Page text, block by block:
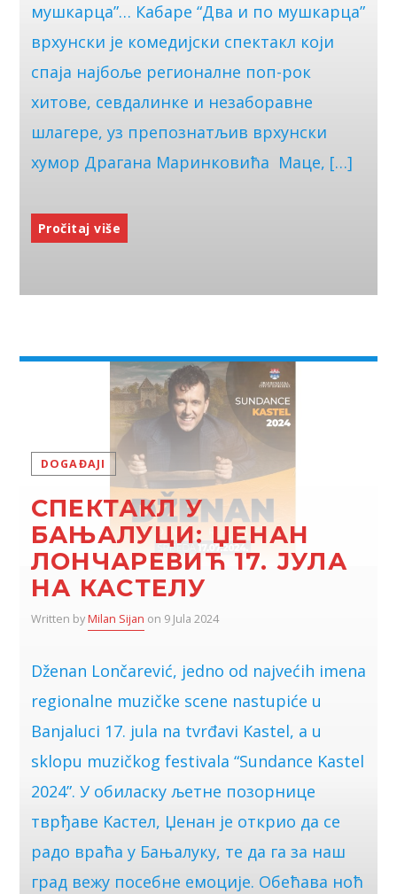
мушкарца”… Кабаре “Два и по мушкарца”
врхунски је комедијски спектакл који
спаја најбоље регионалне поп-рок
хитове, севдалинке и незаборавне
шлагере, уз препознатљив врхунски
хумор Драгана Маринковића Маце, […]
Pročitaj više
DOGAĐAJI
СПЕКТАКЛ У
БАЊАЛУЦИ: ЏЕНАН
ЛОНЧАРЕВИЋ 17. ЈУЛА
НА КАСТЕЛУ
Written byMilan Sijan on 9 Jula 2024
Dženan Lončarević, jedno od najvećih imena
regionalne muzičke scene nastupiće u
Banjaluci 17. jula na tvrđavi Kastel, a u
sklopu muzičkog festivala “Sundance Kastel
2024”. У обиласку љетне позорнице
тврђаве Kастел, Џенан је открио да се
радо враћа у Бањалуку, те да га за наш
град вежу посебне емоције. Обећава ноћ